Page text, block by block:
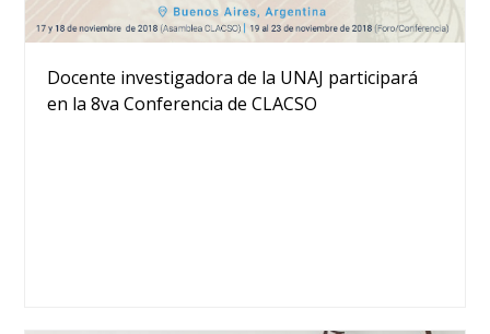
Docente investigadora de la UNAJ participará
en la 8va Conferencia de CLACSO